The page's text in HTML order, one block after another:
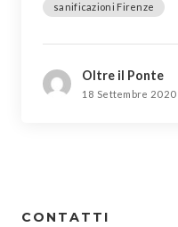
sanificazioni Firenze
Oltre il Ponte
18 Settembre 2020
CONTATTI